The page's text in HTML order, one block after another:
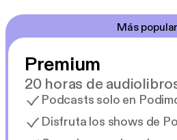
Más
Premium
20 horas de
Podcasts solo en
Disfruta los shows de